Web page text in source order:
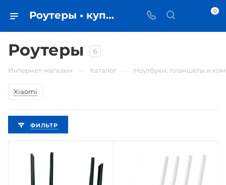
Роутеры • купить в Самаре по низкой цене - iЧехол 0
Роутеры 6
Интернет-магазин Каталог Ноутбуки, планшеты и
Xiaomi
ФИЛЬТР